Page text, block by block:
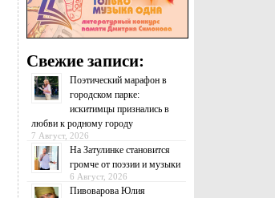
Свежие записи:
Поэтический марафон в
городском парке:
искитимцы признались в
любви к родному городу
7 Август, 2026
На Затулинке становится
громче от поэзии и музыки
6 Август, 2026
Пивоварова Юлия